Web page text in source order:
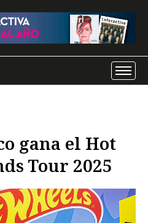
gana el Hot
Tour 2025